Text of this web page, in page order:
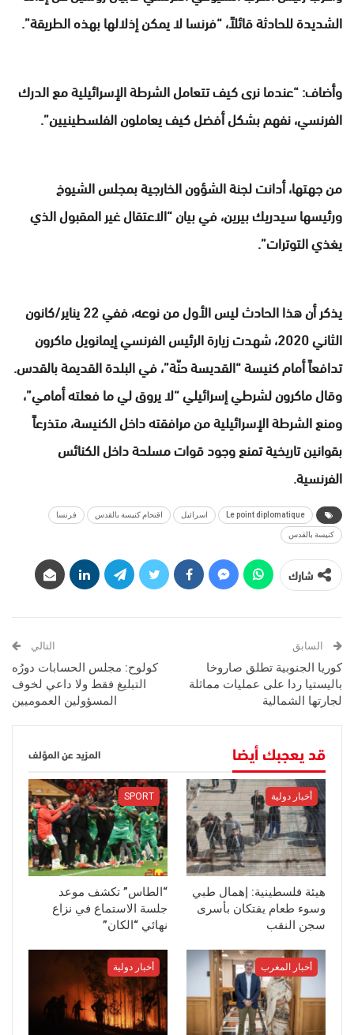
الشديدة للحادثة قائلاً، “فرنسا لا يمكن إذلالها بهذه الطريقة”.
وأضاف: “عندما نرى كيف تتعامل الشرطة الإسرائيلية مع الدرك
الفرنسي، نفهم بشكل أفضل كيف يعاملون الفلسطينيين”.
من جهتها، أدانت لجنة الشؤون الخارجية بمجلس الشيوخ
ورئيسها سيدريك بيرين، في بيان “الاعتقال غير المقبول الذي
يغذي التوترات”.
يذكر أن هذا الحادث ليس الأول من نوعه، ففي 22 يناير/كانون
الثاني 2020، شهدت زيارة الرئيس الفرنسي إيمانويل ماكرون
تدافعاً أمام كنيسة “القديسة حنّة”، في البلدة القديمة بالقدس.
وقال ماكرون لشرطي إسرائيلي “لا يروق لي ما فعلته أمامي”،
ومنع الشرطة الإسرائيلية من مرافقته داخل الكنيسة، متذرعاً
بقوانين تاريخية تمنع وجود قوات مسلحة داخل الكنائس
الفرنسية.
Le point diplomatique اسرائيل اقتحام كنيسة بالقدس فرنسا
كنيسة بالقدس
شارك
السابق
كوريا الجنوبية تطلق صاروخا
باليستيا ردا على عمليات مماثلة
لجارتها الشمالية
التالي
كولوح: مجلس الحسابات دورُه
التبليغ فقط ولا داعي لخوف
المسؤولين العموميين
قد يعجبك أيضا المزيد عن المؤلف
أخبار دولية
هيئة فلسطينية: إهمال طبي
وسوء طعام يفتكان بأسرى
سجن النقب
SPORT
“الطاس” تكشف موعد
جلسة الاستماع في نزاع
نهائي “الكان”
أخبار المغرب أخبار دولية